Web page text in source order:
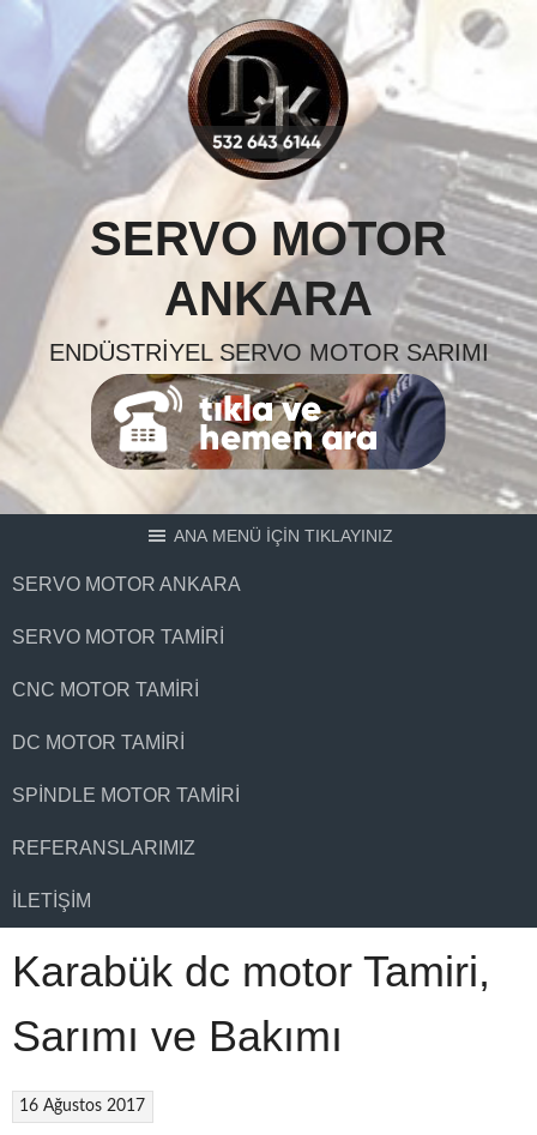
Skip
content
SERVO MOTOR
ANKARA
ENDÜSTRIYEL SERVO MOTOR SARIMI
ANA MENÜ İÇİN TIKLAYINIZ
SERVO MOTOR ANKARA
SERVO MOTOR TAMIRI
CNC MOTOR TAMIRI
DC MOTOR TAMIRI
SPINDLE MOTOR TAMIRI
REFERANSLARIMIZ
İLETIŞIM
Karabük dc motor Tamiri,
Sarımı ve Bakımı
16 Ağustos 2017